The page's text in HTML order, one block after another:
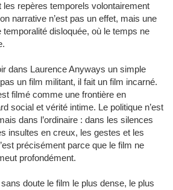
les repères temporels volontairement
narrative n’est pas un effet, mais une
temporalité disloquée, où le temps ne
dans Laurence Anyways un simple
un film militant, il fait un film incarné.
filmé comme une frontière en
social et vérité intime. Le politique n’est
dans l’ordinaire : dans les silences
insultes en creux, les gestes et les
précisément parce que le film ne
profondément.
doute le film le plus dense, le plus